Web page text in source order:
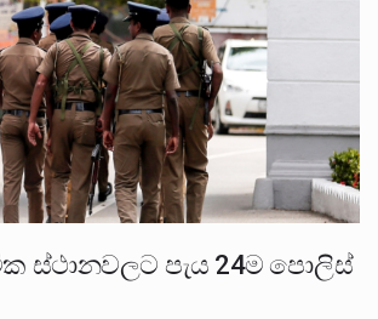
ස්ථානවලට පැය 24ම පොලිස්